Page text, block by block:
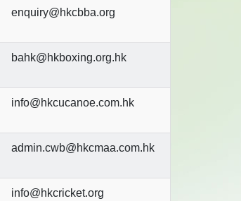
enquiry@hkcbba.org
bahk@hkboxing.org.hk
info@hkcucanoe.com.hk
admin.cwb@hkcmaa.com.hk
info@hkcricket.org